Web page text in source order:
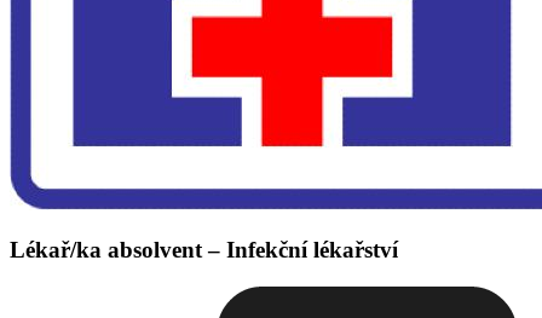
Lékař/ka absolvent – Infekční lékařství